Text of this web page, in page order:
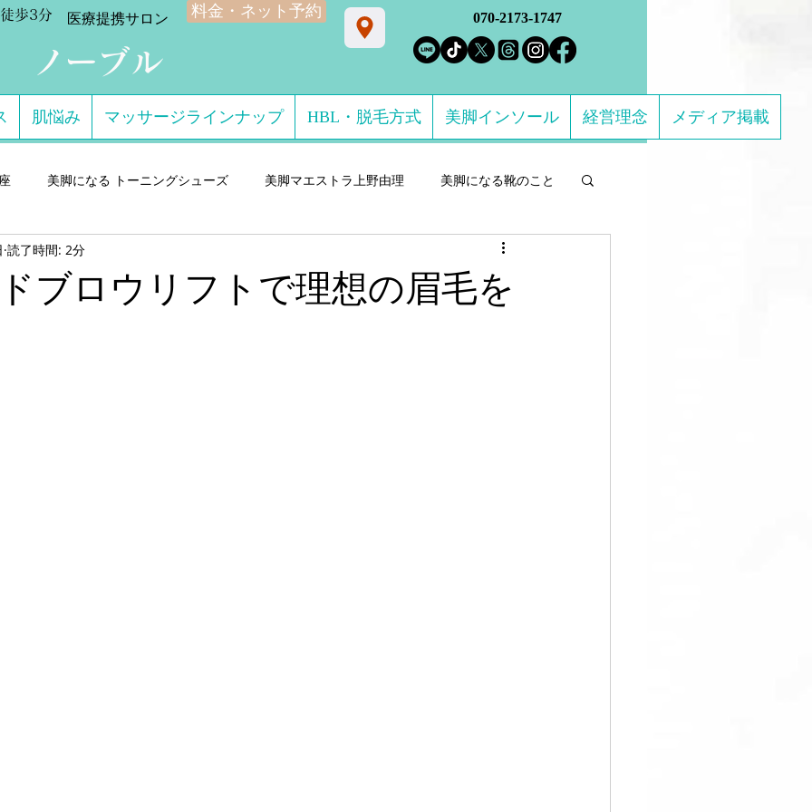
歩3分
ノーブル
料金・ネット予約
​医療提携サロン 070-2173-1747
肌悩み マッサージラインナップ HBL・脱毛方式 美脚インソール 経営理念 メディア掲載
美脚になる トーニングシューズ 美脚マエストラ上野由理 美脚になる靴のこと
門サロン salon de consolare サロン・ド・コン
・ミュール
ブロウリフトで理想の眉毛を
読了時間: 2分